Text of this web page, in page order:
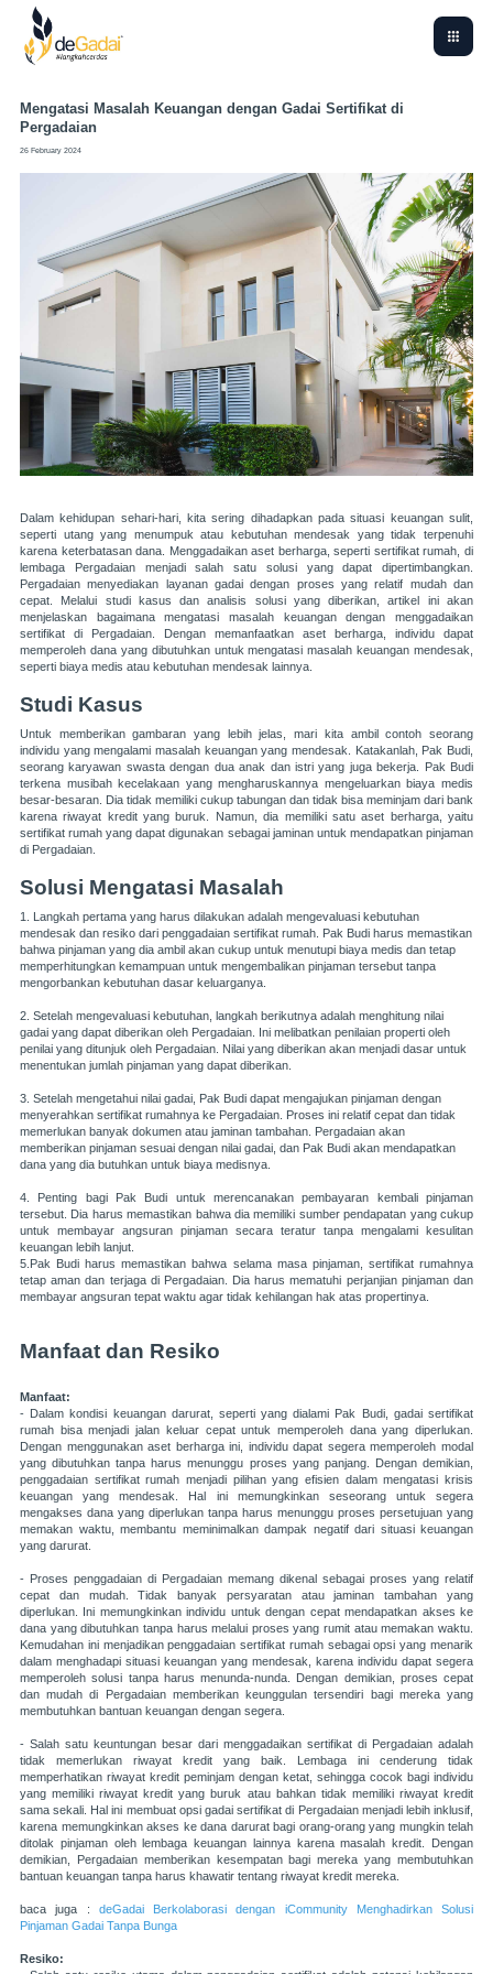
Mengatasi Masalah Keuangan dengan Gadai Sertifikat di
Pergadaian
26 February 2024
Dalam kehidupan sehari-hari, kita sering dihadapkan pada situasi keuangan sulit,
seperti utang yang menumpuk atau kebutuhan mendesak yang tidak terpenuhi
karena keterbatasan dana. Menggadaikan aset berharga, seperti sertifikat rumah, di
lembaga Pergadaian menjadi salah satu solusi yang dapat dipertimbangkan.
Pergadaian menyediakan layanan gadai dengan proses yang relatif mudah dan
cepat. Melalui studi kasus dan analisis solusi yang diberikan, artikel ini akan
menjelaskan bagaimana mengatasi masalah keuangan dengan menggadaikan
sertifikat di Pergadaian. Dengan memanfaatkan aset berharga, individu dapat
memperoleh dana yang dibutuhkan untuk mengatasi masalah keuangan mendesak,
seperti biaya medis atau kebutuhan mendesak lainnya.
Studi Kasus
Untuk memberikan gambaran yang lebih jelas, mari kita ambil contoh seorang
individu yang mengalami masalah keuangan yang mendesak. Katakanlah, Pak Budi,
seorang karyawan swasta dengan dua anak dan istri yang juga bekerja. Pak Budi
terkena musibah kecelakaan yang mengharuskannya mengeluarkan biaya medis
besar-besaran. Dia tidak memiliki cukup tabungan dan tidak bisa meminjam dari bank
karena riwayat kredit yang buruk. Namun, dia memiliki satu aset berharga, yaitu
sertifikat rumah yang dapat digunakan sebagai jaminan untuk mendapatkan pinjaman
di Pergadaian.
Solusi Mengatasi Masalah
1. Langkah pertama yang harus dilakukan adalah mengevaluasi kebutuhan
mendesak dan resiko dari penggadaian sertifikat rumah. Pak Budi harus memastikan
bahwa pinjaman yang dia ambil akan cukup untuk menutupi biaya medis dan tetap
memperhitungkan kemampuan untuk mengembalikan pinjaman tersebut tanpa
mengorbankan kebutuhan dasar keluarganya.
2. Setelah mengevaluasi kebutuhan, langkah berikutnya adalah menghitung nilai
gadai yang dapat diberikan oleh Pergadaian. Ini melibatkan penilaian properti oleh
penilai yang ditunjuk oleh Pergadaian. Nilai yang diberikan akan menjadi dasar untuk
menentukan jumlah pinjaman yang dapat diberikan.
3. Setelah mengetahui nilai gadai, Pak Budi dapat mengajukan pinjaman dengan
menyerahkan sertifikat rumahnya ke Pergadaian. Proses ini relatif cepat dan tidak
memerlukan banyak dokumen atau jaminan tambahan. Pergadaian akan
memberikan pinjaman sesuai dengan nilai gadai, dan Pak Budi akan mendapatkan
dana yang dia butuhkan untuk biaya medisnya.
4. Penting bagi Pak Budi untuk merencanakan pembayaran kembali pinjaman
tersebut. Dia harus memastikan bahwa dia memiliki sumber pendapatan yang cukup
untuk membayar angsuran pinjaman secara teratur tanpa mengalami kesulitan
keuangan lebih lanjut.
5.Pak Budi harus memastikan bahwa selama masa pinjaman, sertifikat rumahnya
tetap aman dan terjaga di Pergadaian. Dia harus mematuhi perjanjian pinjaman dan
membayar angsuran tepat waktu agar tidak kehilangan hak atas propertinya.
Manfaat dan Resiko
Manfaat:
- Dalam kondisi keuangan darurat, seperti yang dialami Pak Budi, gadai sertifikat
rumah bisa menjadi jalan keluar cepat untuk memperoleh dana yang diperlukan.
Dengan menggunakan aset berharga ini, individu dapat segera memperoleh modal
yang dibutuhkan tanpa harus menunggu proses yang panjang. Dengan demikian,
penggadaian sertifikat rumah menjadi pilihan yang efisien dalam mengatasi krisis
keuangan yang mendesak. Hal ini memungkinkan seseorang untuk segera
mengakses dana yang diperlukan tanpa harus menunggu proses persetujuan yang
memakan waktu, membantu meminimalkan dampak negatif dari situasi keuangan
yang darurat.
- Proses penggadaian di Pergadaian memang dikenal sebagai proses yang relatif
cepat dan mudah. Tidak banyak persyaratan atau jaminan tambahan yang
diperlukan. Ini memungkinkan individu untuk dengan cepat mendapatkan akses ke
dana yang dibutuhkan tanpa harus melalui proses yang rumit atau memakan waktu.
Kemudahan ini menjadikan penggadaian sertifikat rumah sebagai opsi yang menarik
dalam menghadapi situasi keuangan yang mendesak, karena individu dapat segera
memperoleh solusi tanpa harus menunda-nunda. Dengan demikian, proses cepat
dan mudah di Pergadaian memberikan keunggulan tersendiri bagi mereka yang
membutuhkan bantuan keuangan dengan segera.
- Salah satu keuntungan besar dari menggadaikan sertifikat di Pergadaian adalah
tidak memerlukan riwayat kredit yang baik. Lembaga ini cenderung tidak
memperhatikan riwayat kredit peminjam dengan ketat, sehingga cocok bagi individu
yang memiliki riwayat kredit yang buruk atau bahkan tidak memiliki riwayat kredit
sama sekali. Hal ini membuat opsi gadai sertifikat di Pergadaian menjadi lebih inklusif,
karena memungkinkan akses ke dana darurat bagi orang-orang yang mungkin telah
ditolak pinjaman oleh lembaga keuangan lainnya karena masalah kredit. Dengan
demikian, Pergadaian memberikan kesempatan bagi mereka yang membutuhkan
bantuan keuangan tanpa harus khawatir tentang riwayat kredit mereka.
baca juga : deGadai Berkolaborasi dengan iCommunity Menghadirkan Solusi
Pinjaman Gadai Tanpa Bunga
Resiko: